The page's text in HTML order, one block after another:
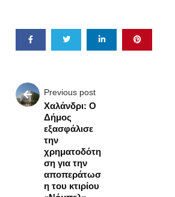
Previous post
Χαλάνδρι: Ο
Δήμος
εξασφάλισε
την
χρηματοδότη
ση για την
αποπεράτωσ
η του κτιρίου